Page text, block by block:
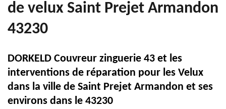
de velux Saint Prejet Armandon
43230
DORKELD Couvreur zinguerie 43 et les
interventions de réparation pour les Velux
dans la ville de Saint Prejet Armandon et ses
environs dans le 43230